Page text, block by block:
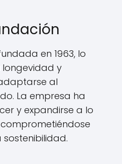
en 1963, lo
y
al
La empresa ha
y expandirse a lo